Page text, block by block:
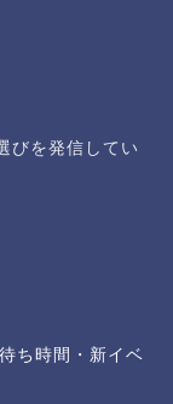
びを発信してい
ち時間・新イベ